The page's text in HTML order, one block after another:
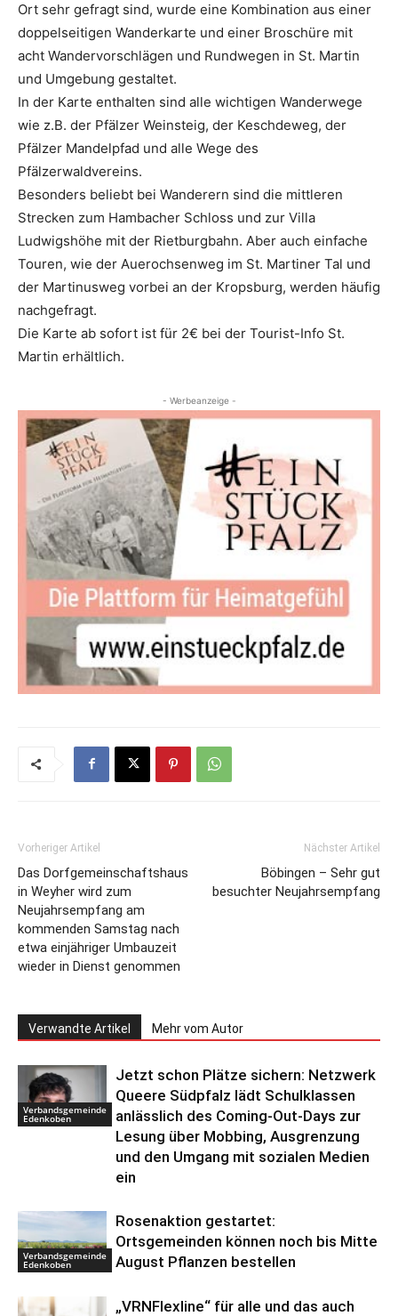
Ort sehr gefragt sind, wurde eine Kombination aus einer
doppelseitigen Wanderkarte und einer Broschüre mit
acht Wandervorschlägen und Rundwegen in St. Martin
und Umgebung gestaltet.
In der Karte enthalten sind alle wichtigen Wanderwege
wie z.B. der Pfälzer Weinsteig, der Keschdeweg, der
Pfälzer Mandelpfad und alle Wege des
Pfälzerwaldvereins.
Besonders beliebt bei Wanderern sind die mittleren
Strecken zum Hambacher Schloss und zur Villa
Ludwigshöhe mit der Rietburgbahn. Aber auch einfache
Touren, wie der Auerochsenweg im St. Martiner Tal und
der Martinusweg vorbei an der Kropsburg, werden häufig
nachgefragt.
Die Karte ab sofort ist für 2€ bei der Tourist-Info St.
Martin erhältlich.
- Werbeanzeige -
Vorheriger Artikel
Das Dorfgemeinschaftshaus
in Weyher wird zum
Neujahrsempfang am
kommenden Samstag nach
etwa einjähriger Umbauzeit
wieder in Dienst genommen
Nächster Artikel
Böbingen – Sehr gut
besuchter Neujahrsempfang
Verwandte Artikel Mehr vom Autor
Verbandsgemeinde
Edenkoben
Jetzt schon Plätze sichern: Netzwerk
Queere Südpfalz lädt Schulklassen
anlässlich des Coming-Out-Days zur
Lesung über Mobbing, Ausgrenzung
und den Umgang mit sozialen Medien
ein
Verbandsgemeinde
Edenkoben
Rosenaktion gestartet:
Ortsgemeinden können noch bis Mitte
August Pflanzen bestellen
„VRNFlexline“ für alle und das auch